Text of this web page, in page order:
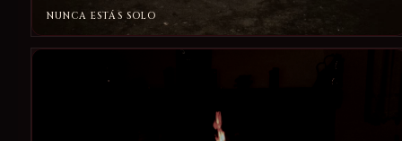
NUNCA ESTÁS SOLO